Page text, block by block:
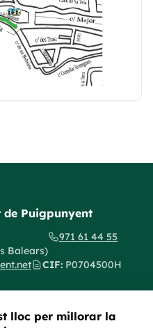
de Puigpunyent
Balears)
971 61 44 55
CIF: P0704500H
lloc per millorar la